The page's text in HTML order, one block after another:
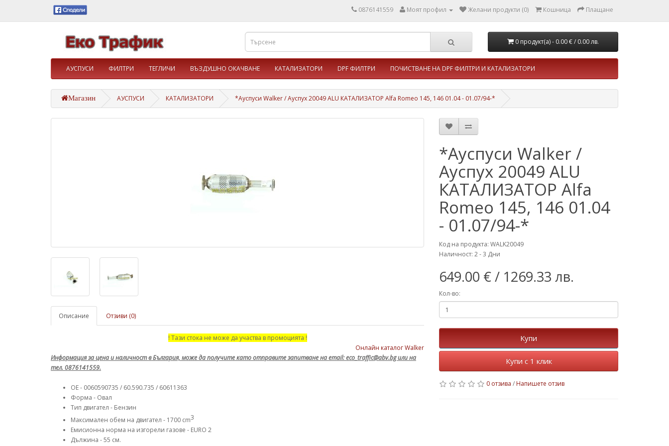
0876141559 Моят профил Желани продукти (0) Кошница Плащане
0 продукт(а) - 0.00 €/ 0.00 лв.
АУСПУСИ ФИЛТРИ ТЕГЛИЧИ ВЪЗДУШНО ОКАЧВАНЕ КАТАЛИЗАТОРИ DPF ФИЛТРИ ПОЧИСТВАНЕ НА DPF ФИЛТРИ И КАТАЛИЗАТОРИ
Магазин АУСПУСИ КАТАЛИЗАТОРИ *Ауспуси Walker / Ауспух 20049 ALU КАТАЛИЗАТОР Alfa Romeo 145, 146 01.04 - 01.07/94-*
Описание Отзиви (0)
! Тази стока не може да участва в промоцията !
Онлайн каталог Walker
Информация за цена и наличност в България, може да получите като отправите запитване на email: eco_traffic@abv.bg или на
тел. 0876141559.
OE - 0060590735 / 60.590.735 / 60611363
Форма - Овал
Тип двигател - Бензин
Максимален обем на двигател - 1700 cm3
Емисионна норма на изгорели газове - EURO 2
Дължина - 55 см.
*Ауспуси Walker /
Ауспух 20049 ALU
КАТАЛИЗАТОР Alfa
Romeo 145, 146 01.04
- 01.07/94-*
Код на продукта: WALK20049
Наличност: 2 - 3 Дни
649.00 €/ 1269.33 лв.
Кол-во:
Купи
Купи с 1 клик
0 отзива / Напишете отзив